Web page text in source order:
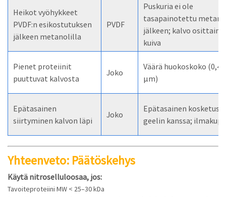
Heikot vyöhykkeet
PVDF:n esikostutuksen
jälkeen metanolilla
PVDF
Puskuria ei ole
tasapainotettu
jälkeen; kalvo osittain
kuiva
Pienet proteiinit
puuttuvat kalvosta
Joko
Väärä huokoskoko (0,45
µm)
Epätasainen
siirtyminen kalvon läpi
Joko
Epätasainen kosketus
geelin kanssa;
Yhteenveto: Päätöskehys
Käytä nitroselluloosaa, jos:
Tavoiteproteiini MW < 25–30 kDa